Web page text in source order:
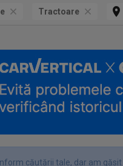
Tractoare
căutării tale, dar am